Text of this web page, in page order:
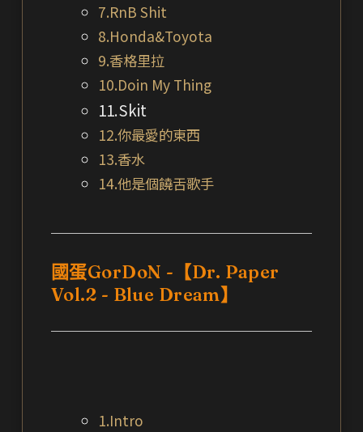
7.RnB Shit
8.Honda&Toyota
9.香格里拉
10.Doin My Thing
11.Skit
12.你最愛的東西
13.香水
14.他是個饒舌歌手
國蛋GorDoN -【Dr. Paper
Vol.2 - Blue Dream】
1.Intro